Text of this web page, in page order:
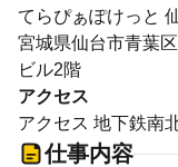
てらぴぁぽけっと
宮城県仙台市青葉
ビル2階
アクセス
アクセス 地下鉄南
仕事内容